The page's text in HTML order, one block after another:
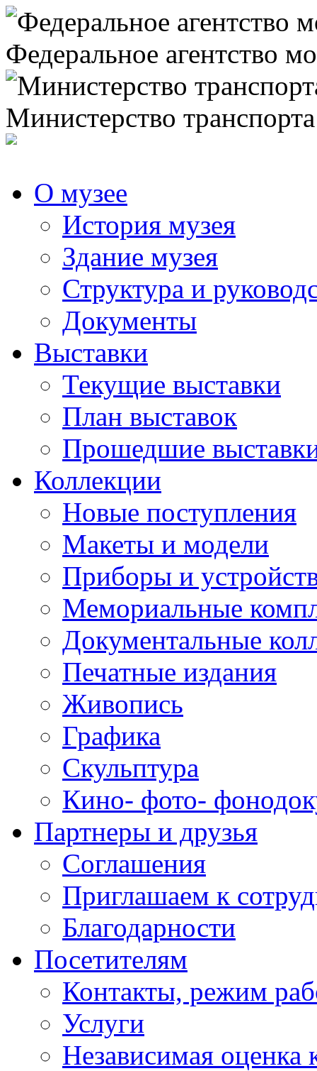
Федеральное агентство
Министерство
О музее
История музея
Здание музея
Структура и
Документы
Выставки
Текущие выставки
План выставок
Прошедшие
Коллекции
Новые поступления
Макеты и модели
Приборы и
Мемориальные
Документальные
Печатные издания
Живопись
Графика
Скульптура
Кино- фото-
Партнеры и друзья
Соглашения
Приглашаем к
Благодарности
Посетителям
Контакты, режим
Услуги
Независимая оценка